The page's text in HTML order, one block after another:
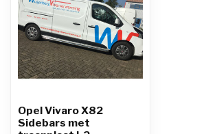
Opel Vivaro X82
Sidebars met